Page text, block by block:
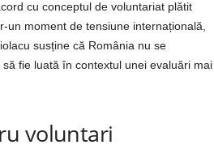
cu conceptul de voluntariat plătit
moment de tensiune internațională,
susține că România nu se
fie luată în contextul unei evaluări mai
voluntari